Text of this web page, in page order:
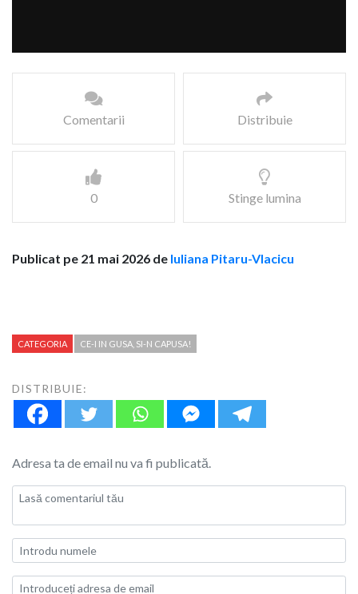
Comentarii Distribuie
0 Stinge lumina
Publicat pe 21 mai 2026 de Iuliana Pitaru-Vlacicu
CATEGORIA CE-I IN GUSA, SI-N CAPUSA!
DISTRIBUIE:
Adresa ta de email nu va fi publicată.